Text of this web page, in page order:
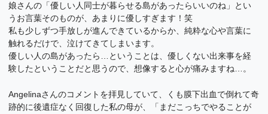
娘さんの「優しい人同士が暮らせる島があったらいいのね」とい
うお言葉そのものが、あまりに優しすぎます！笑
私も少しずつ手放しが進んできているからか、純粋な心や言葉に
触れるだけで、泣けてきてしまいます。
優しい人の島があったら…ということは、優しくない出来事を経
験したということだと思うので、想像すると心が痛みますね…。
Angelinaさんのコメントを拝見していて、くも膜下出血で倒れて奇
跡的に後遺症なく回復した私の母が、「まだこっちでやることが